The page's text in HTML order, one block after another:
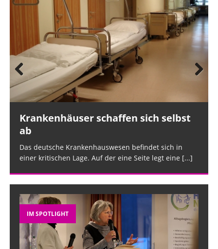
Krankenhäuser schaffen sich selbst
ab
Das deutsche Krankenhauswesen befindet sich in
einer kritischen Lage. Auf der eine Seite legt eine [...]
Prev
ious
IM SPOTLIGHT